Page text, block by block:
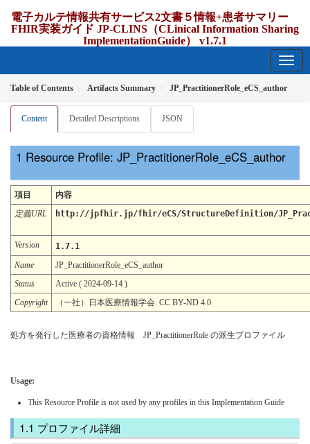
電子カルテ情報共有サービス2文書５情報+患者サマリー
FHIR実装ガイド JP-CLINS（CLinical Information Sharing
ImplementationGuide） v1.7.1
Table of Contents Artifacts Summary JP_PractitionerRole_eCS_author
Content Detailed Descriptions JSON
Resource Profile: JP_PractitionerRole_eCS_author
項目
内容
定義URL
http://jpfhir.jp/fhir/eCS/StructureDefinition/
Version
1.7.1
Name
JP_PractitionerRole_eCS_author
Status
Active ( 2024-09-14 )
Copyright
（一社）日本医療情報学会. CC BY-ND 4.0
処方を発行した医療者の資格情報 JP_PractitionerRole の派生プロファイル
Usage:
This Resource Profile is not used by any profiles in this Implementation Guide
プロファイル詳細